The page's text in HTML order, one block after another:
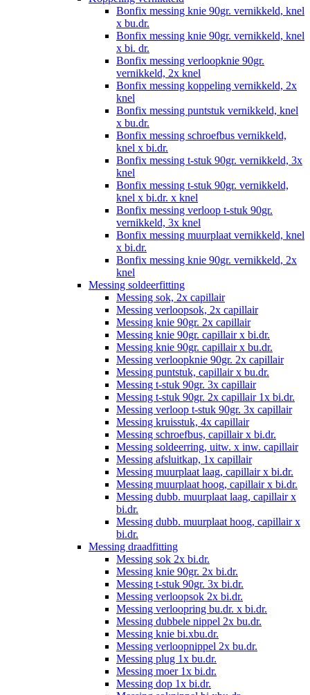
Bonfix messing knie 90gr. vernikkeld, knel
x bu.dr.
Bonfix messing knie 90gr. vernikkeld, knel
x bi. dr.
Bonfix messing verloopknie 90gr.
vernikkeld, 2x knel
Bonfix messing koppeling vernikkeld, 2x
knel
Bonfix messing puntstuk vernikkeld, knel
x bu.dr.
Bonfix messing schroefbus vernikkeld,
knel x bi.dr.
Bonfix messing t-stuk 90gr. vernikkeld, 3x
knel
Bonfix messing t-stuk 90gr. vernikkeld,
knel x bi.dr. x knel
Bonfix messing verloop t-stuk 90gr.
vernikkeld, 3x knel
Bonfix messing muurplaat vernikkeld, knel
x bi.dr.
Bonfix messing knie 90gr. vernikkeld, 2x
knel
Messing soldeerfitting
Messing sok, 2x capillair
Messing verloopsok, 2x capillair
Messing knie 90gr. 2x capillair
Messing knie 90gr. capillair x bi.dr.
Messing knie 90gr. capillair x bu.dr.
Messing verloopknie 90gr. 2x capillair
Messing puntstuk, capillair x bu.dr.
Messing t-stuk 90gr. 3x capillair
Messing t-stuk 90gr. 2x capillair 1x bi.dr.
Messing verloop t-stuk 90gr. 3x capillair
Messing kruisstuk, 4x capillair
Messing schroefbus, capillair x bi.dr.
Messing soldeerring, uitw. x inw. capillair
Messing afsluitkap, 1x capillair
Messing muurplaat laag, capillair x bi.dr.
Messing muurplaat hoog, capillair x bi.dr.
Messing dubb. muurplaat laag, capillair x
bi.dr.
Messing dubb. muurplaat hoog, capillair x
bi.dr.
Messing draadfitting
Messing sok 2x bi.dr.
Messing knie 90gr. 2x bi.dr.
Messing t-stuk 90gr. 3x bi.dr.
Messing verloopsok 2x bi.dr.
Messing verloopring bu.dr. x bi.dr.
Messing dubbele nippel 2x bu.dr.
Messing knie bi.xbu.dr.
Messing verloopnippel 2x bu.dr.
Messing plug 1x bu.dr.
Messing moer 1x bi.dr.
Messing dop 1x bi.dr.